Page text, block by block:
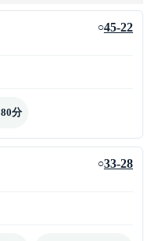
○45-22
80分
○33-28